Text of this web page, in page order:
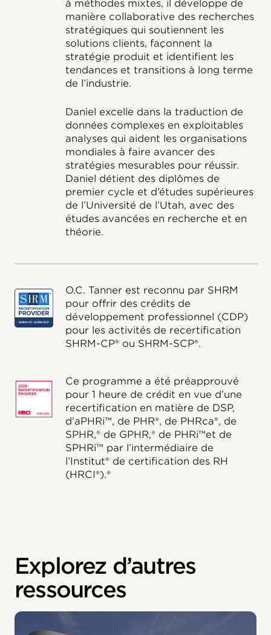
à méthodes mixtes, il développe de
manière collaborative des recherches
stratégiques qui soutiennent les
solutions clients, façonnent la
stratégie produit et identifient les
tendances et transitions à long terme
de l’industrie.
Daniel excelle dans la traduction de
données complexes en exploitables
analyses qui aident les organisations
mondiales à faire avancer des
stratégies mesurables pour réussir.
Daniel détient des diplômes de
premier cycle et d’études supérieures
de l’Université de l’Utah, avec des
études avancées en recherche et en
théorie.
O.C. Tanner est reconnu par SHRM
pour offrir des crédits de
développement professionnel (CDP)
pour les activités de recertification
SHRM-CP® ou SHRM-SCP®.
Ce programme a été préapprouvé
pour 1 heure de crédit en vue d’une
recertification en matière de DSP,
d’aPHRi™, de PHR®, de PHRca®, de
SPHR,® de GPHR,® de PHRi™et de
SPHRi™ par l’intermédiaire de
l’Institut® de certification des RH
(HRCI®).®
Explorez d’autres
ressources